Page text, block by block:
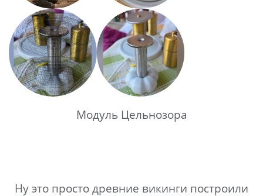
Модуль Цельнозора
Ну это просто древние викинги построили